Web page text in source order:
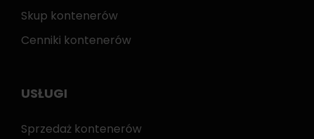
Skup kontenerów
Cenniki kontenerów
USŁUGI
Sprzedaż kontenerów